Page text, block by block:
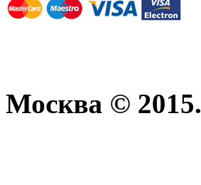
Москва © 2015.